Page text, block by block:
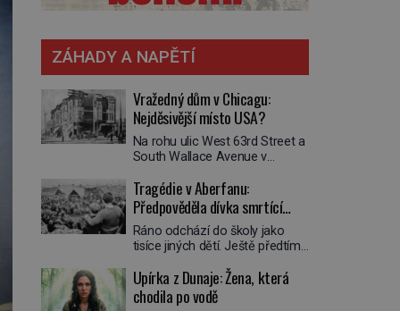
ZÁHADY A NAPĚTÍ
Vražedný dům v Chicagu:
Nejděsivější místo USA?
Na rohu ulic West 63rd Street a
South Wallace Avenue v
Nemá žádný speciální nápis ani
pamětní desku. A přesto prý
místní zaměstnanci neradi
chodí do sklepa. Právě tady
totiž sídlil sériový vrah H. H.
nejpropracovanější past na lidi
v dějinách americké
Tragédie v Aberfanu:
Předpověděla dívka smrtící
sesuv půdy?
Ráno odchází do školy jako
tisíce jiných dětí. Ještě předtím
snem. Ve škole, kterou dobře
zná, tentokrát nevidí budovu ani
spolužáky. Místo nich se před ní
Upírka z Dunaje: Žena, která
chodila po vodě